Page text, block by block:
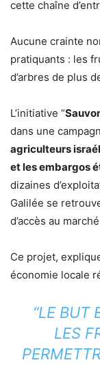
cette chaîne
Aucune crainte
pratiquants : les
d’arbres de plus
L’initiative “
dans une
agriculteurs
et les embargos
dizaines
Galilée se
d’accès au
Ce projet,
économie locale
“LE BUT
LES